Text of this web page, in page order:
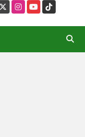
X InstagramYouTubeTikTok